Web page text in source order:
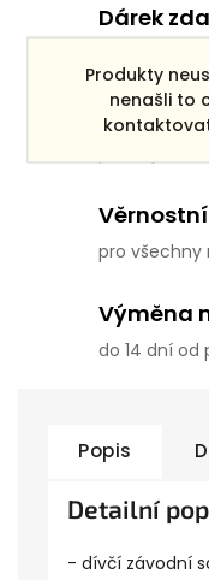
Produkty
nenašli to
Dárek
Doprava
pro všechny
Výměna
do 14 dní od
Popis
Detailní
- dívčí závodní